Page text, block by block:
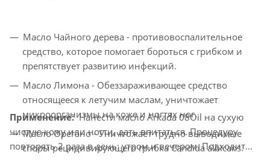
Масло Чайного дерева - противовоспалительное
средство, которое помогает бороться с грибком и
препятствует развитию инфекций.
Масло Лимона - Обеззараживающее средство
относящееся к летучим маслам, уничтожает
микроорганизмы на коже и ногтях ног.
Масло Орегано - Уничтожает трудно выводимые
споры рецидивирующего грибка Candida albicans.
Применение:Нанести масло Arkada 08Oil на сухую
чистую кожу или ногти, дать впитаться. Процедуру
повторять 2 раза в день: утром и вечером. Подходит